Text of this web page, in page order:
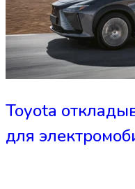
Toyota
для